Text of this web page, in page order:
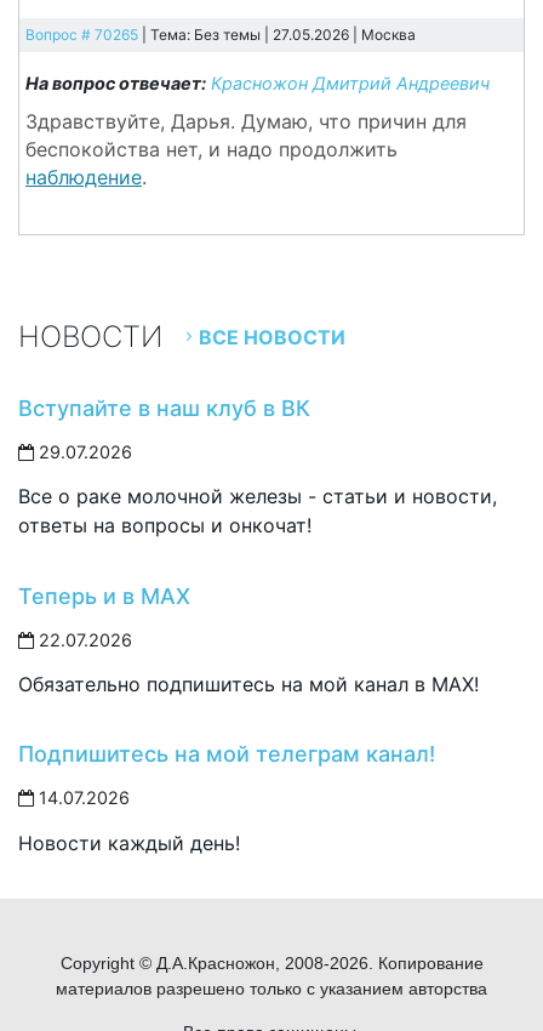
Вопрос # 70265 | Тема: Без темы | 27.05.2026 | Москва
На вопрос отвечает: Красножон Дмитрий Андреевич
Здравствуйте, Дарья. Думаю, что причин для
беспокойства нет, и надо продолжить
наблюдение.
НОВОСТИ ВСЕ НОВОСТИ
Вступайте в наш клуб в ВК
29.07.2026
Все о раке молочной железы - статьи и новости,
ответы на вопросы и онкочат!
Теперь и в MAX
22.07.2026
Обязательно подпишитесь на мой канал в MAX!
Подпишитесь на мой телеграм канал!
14.07.2026
Новости каждый день!
Copyright © Д.А.Красножон, 2008-2026. Копирование
материалов разрешено только с указанием авторства